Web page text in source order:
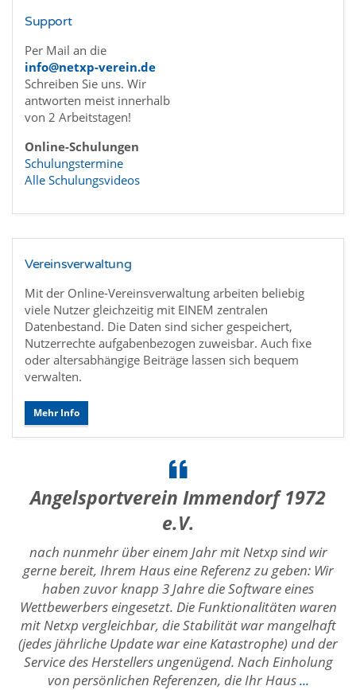
Support
Per Mail an die
info@netxp-verein.de
Schreiben Sie uns. Wir
antworten meist innerhalb
von 2 Arbeitstagen!
Online-Schulungen
Schulungstermine
Alle Schulungsvideos
Vereinsverwaltung
Mit der Online-Vereinsverwaltung arbeiten beliebig
viele Nutzer gleichzeitig mit EINEM zentralen
Datenbestand. Die Daten sind sicher gespeichert,
Nutzerrechte aufgabenbezogen zuweisbar. Auch fixe
oder altersabhängige Beiträge lassen sich bequem
verwalten.
Mehr Info
Angelsportverein Immendorf 1972
e.V.
nach nunmehr über einem Jahr mit Netxp sind wir
gerne bereit, Ihrem Haus eine Referenz zu geben: Wir
haben zuvor knapp 3 Jahre die Software eines
Wettbewerbers eingesetzt. Die Funktionalitäten waren
mit Netxp vergleichbar, die Stabilität war mangelhaft
(jedes jährliche Update war eine Katastrophe) und der
Service des Herstellers ungenügend. Nach Einholung
von persönlichen Referenzen, die Ihr Haus...